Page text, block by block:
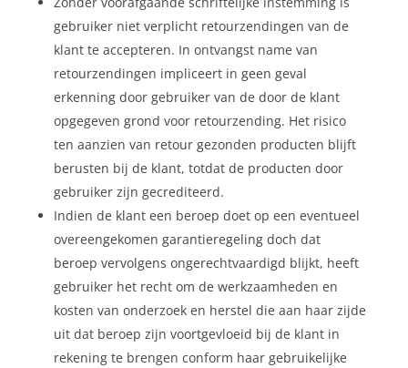
gebruiker niet verplicht retourzendingen van de
klant te accepteren. In ontvangst name van
retourzendingen impliceert in geen geval
erkenning door gebruiker van de door de klant
opgegeven grond voor retourzending. Het risico
ten aanzien van retour gezonden producten blijft
berusten bij de klant, totdat de producten door
gebruiker zijn gecrediteerd.
Indien de klant een beroep doet op een eventueel
overeengekomen garantieregeling doch dat
beroep vervolgens ongerechtvaardigd blijkt, heeft
gebruiker het recht om de werkzaamheden en
kosten van onderzoek en herstel die aan haar zijde
uit dat beroep zijn voortgevloeid bij de klant in
rekening te brengen conform haar gebruikelijke